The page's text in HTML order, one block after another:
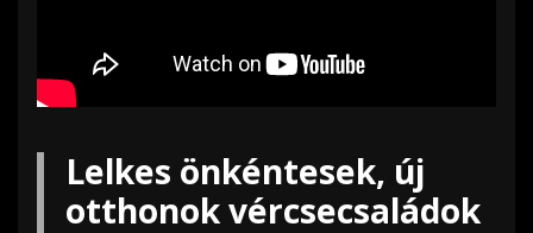
Lelkes önkéntesek, új
otthonok vércsecsaládok